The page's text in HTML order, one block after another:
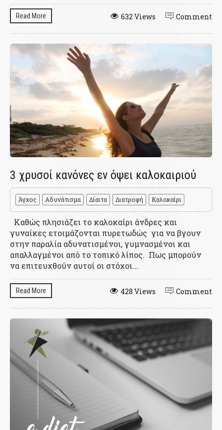
Read More Comment
632 Views
3 χρυσοί κανόνες εν όψει καλοκαιριού
Άγχος Αδυνάτισμα Δίαιτα Διατροφή Καλοκαίρι
Καθώς πλησιάζει το καλοκαίρι άνδρες και
γυναίκες ετοιμάζονται πυρετωδώς για να βγουν
στην παραλία αδυνατισμένοι, γυμνασμένοι και
απαλλαγμένοι από το τοπικό λίπος. Πως μπορούν
να επιτευχθούν αυτοί οι στόχοι...
Read More Comment
428 Views